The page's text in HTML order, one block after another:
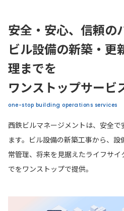
安全・安心、信頼の
ビル設備の新築・更
理までを
ワンストップサービ
one-stop building operations services
西鉄ビルマネージメントは、安全
ます。ビル設備の新築工事から、
常管理、将来を見据えたライフサ
でをワンストップで提供。